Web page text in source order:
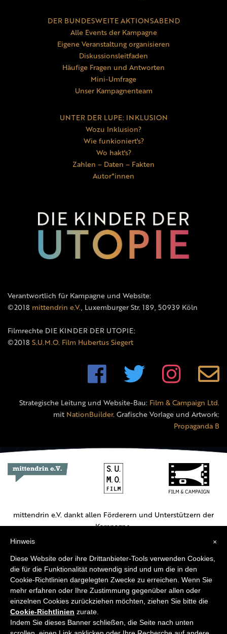
DER BUNDESWEITE AKTIONSABEND
Alle Events der Kampagne
Eigene Veranstaltung organisieren
Diskussionsleitfaden
Häufige Fragen und Antworten
Mini-Umfrage
Unser Kampagnenteam
UNTER DER LUPE: INKLUSION
Wozu Inklusion?
Wie funkioniert's?
Wo hakt's?
Zahlen – Daten – Fakten
Autor*innen
Verantwortlich für Kampagne und Website:
©2018 mittendrin e.V., Luxemburger Str. 189, 50939 Köln
Filmrechte DIE KINDER DER UTOPIE:
©2018 S.U.M.O. Film Hubertus Siegert
Strategische Leitung und Website-Bau: Film & Campaign Ltd.
mit NationBuilder. Grafische Vorlage und Artwork:
Propaganda B
mittendrin e.V. dankt allen Förderern und Unterstützern der
Kampagne.
Weitere Unterstützer:
×
Hinweis
Diese Website oder ihre Drittanbieter-Tools verwenden Cookies,
die für die Funktionalität notwendig sind und um die in den
Cookie-Richtlinien dargelegten Zwecke zu erreichen. Wenn Sie
mehr erfahren oder Ihre Zustimmung gegenüber allen oder
einzelnen Cookies zurückziehen möchten, ziehen Sie bitte die
Cookie-Richtlinien zurate.
Indem Sie dieses Banner schließen, die Seite nach unten